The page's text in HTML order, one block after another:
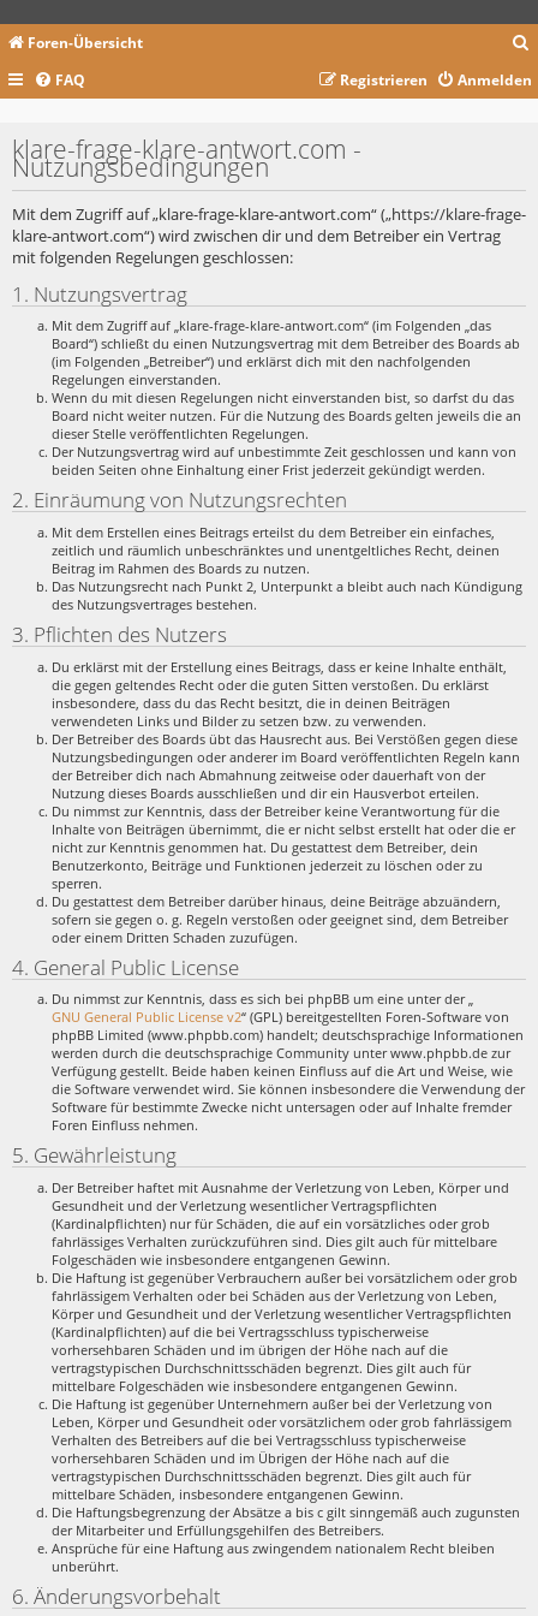
Foren-Übersicht
c
FAQ Anmelden
Registrieren
klare-frage-klare-antwort.com -
Nutzungsbedingungen
Mit dem Zugriff auf „klare-frage-klare-antwort.com“ („https://klare-frage-
klare-antwort.com“) wird zwischen dir und dem Betreiber ein Vertrag
mit folgenden Regelungen geschlossen:
1. Nutzungsvertrag
Mit dem Zugriff auf „klare-frage-klare-antwort.com“ (im Folgenden „das
Board“) schließt du einen Nutzungsvertrag mit dem Betreiber des Boards ab
(im Folgenden „Betreiber“) und erklärst dich mit den nachfolgenden
Regelungen einverstanden.
Wenn du mit diesen Regelungen nicht einverstanden bist, so darfst du das
Board nicht weiter nutzen. Für die Nutzung des Boards gelten jeweils die an
dieser Stelle veröffentlichten Regelungen.
Der Nutzungsvertrag wird auf unbestimmte Zeit geschlossen und kann von
beiden Seiten ohne Einhaltung einer Frist jederzeit gekündigt werden.
2. Einräumung von Nutzungsrechten
Mit dem Erstellen eines Beitrags erteilst du dem Betreiber ein einfaches,
zeitlich und räumlich unbeschränktes und unentgeltliches Recht, deinen
Beitrag im Rahmen des Boards zu nutzen.
Das Nutzungsrecht nach Punkt 2, Unterpunkt a bleibt auch nach Kündigung
des Nutzungsvertrages bestehen.
3. Pflichten des Nutzers
Du erklärst mit der Erstellung eines Beitrags, dass er keine Inhalte enthält,
die gegen geltendes Recht oder die guten Sitten verstoßen. Du erklärst
insbesondere, dass du das Recht besitzt, die in deinen Beiträgen
verwendeten Links und Bilder zu setzen bzw. zu verwenden.
Der Betreiber des Boards übt das Hausrecht aus. Bei Verstößen gegen diese
Nutzungsbedingungen oder anderer im Board veröffentlichten Regeln kann
der Betreiber dich nach Abmahnung zeitweise oder dauerhaft von der
Nutzung dieses Boards ausschließen und dir ein Hausverbot erteilen.
Du nimmst zur Kenntnis, dass der Betreiber keine Verantwortung für die
Inhalte von Beiträgen übernimmt, die er nicht selbst erstellt hat oder die er
nicht zur Kenntnis genommen hat. Du gestattest dem Betreiber, dein
Benutzerkonto, Beiträge und Funktionen jederzeit zu löschen oder zu
sperren.
Du gestattest dem Betreiber darüber hinaus, deine Beiträge abzuändern,
sofern sie gegen o. g. Regeln verstoßen oder geeignet sind, dem Betreiber
oder einem Dritten Schaden zuzufügen.
4. General Public License
Du nimmst zur Kenntnis, dass es sich bei phpBB um eine unter der „
GNU General Public License v2“ (GPL) bereitgestellten Foren-Software von
phpBB Limited (www.phpbb.com) handelt; deutschsprachige Informationen
werden durch die deutschsprachige Community unter www.phpbb.de zur
Verfügung gestellt. Beide haben keinen Einfluss auf die Art und Weise, wie
die Software verwendet wird. Sie können insbesondere die Verwendung der
Software für bestimmte Zwecke nicht untersagen oder auf Inhalte fremder
Foren Einfluss nehmen.
5. Gewährleistung
Der Betreiber haftet mit Ausnahme der Verletzung von Leben, Körper und
Gesundheit und der Verletzung wesentlicher Vertragspflichten
(Kardinalpflichten) nur für Schäden, die auf ein vorsätzliches oder grob
fahrlässiges Verhalten zurückzuführen sind. Dies gilt auch für mittelbare
Folgeschäden wie insbesondere entgangenen Gewinn.
Die Haftung ist gegenüber Verbrauchern außer bei vorsätzlichem oder grob
fahrlässigem Verhalten oder bei Schäden aus der Verletzung von Leben,
Körper und Gesundheit und der Verletzung wesentlicher Vertragspflichten
(Kardinalpflichten) auf die bei Vertragsschluss typischerweise
vorhersehbaren Schäden und im übrigen der Höhe nach auf die
vertragstypischen Durchschnittsschäden begrenzt. Dies gilt auch für
mittelbare Folgeschäden wie insbesondere entgangenen Gewinn.
Die Haftung ist gegenüber Unternehmern außer bei der Verletzung von
Leben, Körper und Gesundheit oder vorsätzlichem oder grob fahrlässigem
Verhalten des Betreibers auf die bei Vertragsschluss typischerweise
vorhersehbaren Schäden und im Übrigen der Höhe nach auf die
vertragstypischen Durchschnittsschäden begrenzt. Dies gilt auch für
mittelbare Schäden, insbesondere entgangenen Gewinn.
Die Haftungsbegrenzung der Absätze a bis c gilt sinngemäß auch zugunsten
der Mitarbeiter und Erfüllungsgehilfen des Betreibers.
Ansprüche für eine Haftung aus zwingendem nationalem Recht bleiben
unberührt.
6. Änderungsvorbehalt